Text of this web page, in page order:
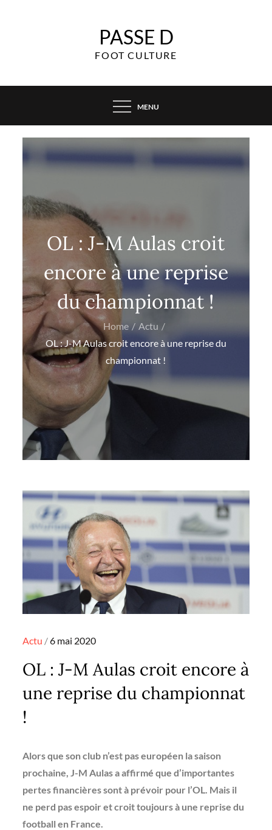
PASSE D
FOOT CULTURE
MENU
OL : J-M Aulas croit
encore à une reprise
du championnat !
Home
Actu
OL : J-M Aulas croit encore à une reprise du
championnat !
Actu Posted
6 mai 2020
OL : J-M Aulas croit encore à
une reprise du championnat
!
Alors que son club n’est pas européen la saison
prochaine, J-M Aulas a affirmé que d’importantes
pertes financières sont à prévoir pour l’OL. Mais il
ne perd pas espoir et croit toujours à une reprise du
football en France.